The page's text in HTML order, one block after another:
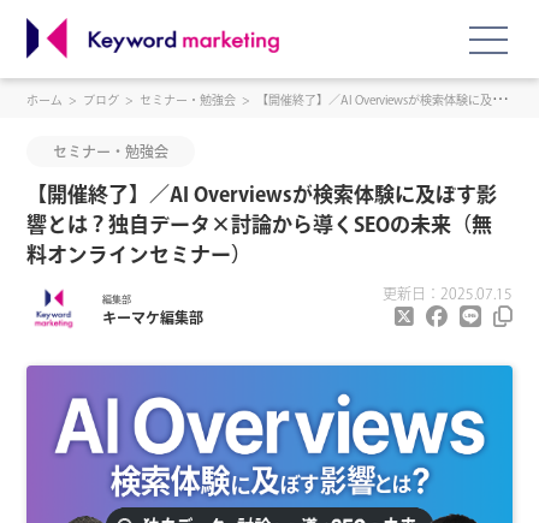
ホーム ブログ セミナー・勉強会 【開催終了】／AI Overviewsが検索体験に及ぼす影響とは？独自データ×討論から導くSEOの未来（無料オンラインセミナー）
セミナー・勉強会
【開催終了】／AI Overviewsが検索体験に及ぼす影
響とは？独自データ×討論から導くSEOの未来（無
料オンラインセミナー）
編集部
キーマケ編集部
更新日：2025.07.15